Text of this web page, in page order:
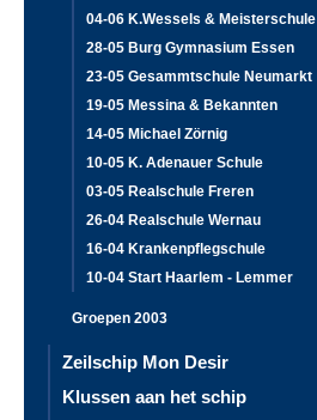
04-06 K.Wessels & Meisterschule
28-05 Burg Gymnasium Essen
23-05 Gesammtschule Neumarkt
19-05 Messina & Bekannten
14-05 Michael Zörnig
10-05 K. Adenauer Schule
03-05 Realschule Freren
26-04 Realschule Wernau
16-04 Krankenpflegschule
10-04 Start Haarlem - Lemmer
Groepen 2003
Zeilschip Mon Desir
Klussen aan het schip